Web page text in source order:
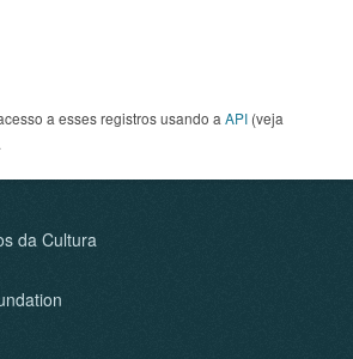
a esses registros usando a API (veja
da Cultura